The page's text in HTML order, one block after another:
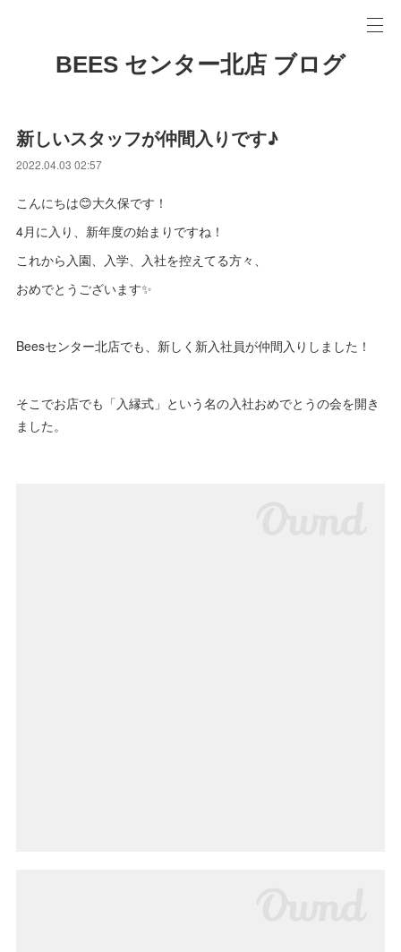
BEES センター北店 ブログ
新しいスタッフが仲間入りです♪
2022.04.03 02:57
こんにちは😊大久保です！
4月に入り、新年度の始まりですね！
これから入園、入学、入社を控えてる方々、
おめでとうございます✨
Beesセンター北店でも、新しく新入社員が仲間入りしました！
そこでお店でも「入縁式」という名の入社おめでとうの会を開き
ました。